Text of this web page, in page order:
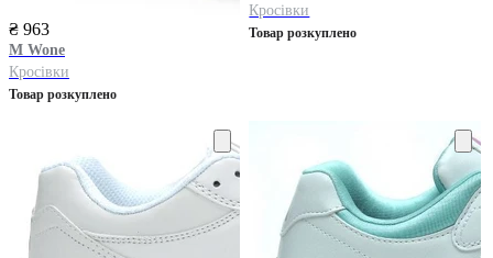
₴ 963
M Wone
Кросівки
Товар розкуплено
Кросівки
Товар розкуплено